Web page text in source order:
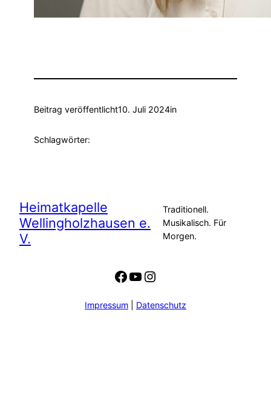
Beitrag veröffentlicht10. Juli 2024in
Schlagwörter:
Heimatkapelle
Wellingholzhausen e.
V.
Traditionell.
Musikalisch. Für
Morgen.
Facebook
YouTube
Instagram
Impressum Datenschutz